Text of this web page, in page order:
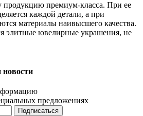
продукцию премиум-класса. При ее
каждой детали, а при
материалы наивысшего качества.
элитные ювелирные украшения, не
предложениях